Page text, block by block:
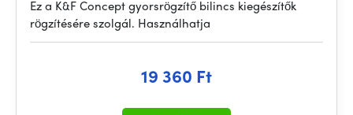
Ez a K&F Concept gyorsrögzítő bilincs kiegészítők
rögzítésére szolgál. Használhatja
19 360 Ft